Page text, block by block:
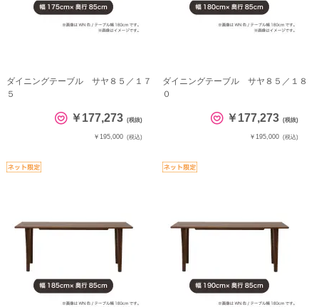
ダイニングテーブル サヤ８５／１７
５
￥177,273 (税抜)
￥195,000 (税込)
ダイニングテーブル サヤ８５／１８
０
￥177,273 (税抜)
￥195,000 (税込)